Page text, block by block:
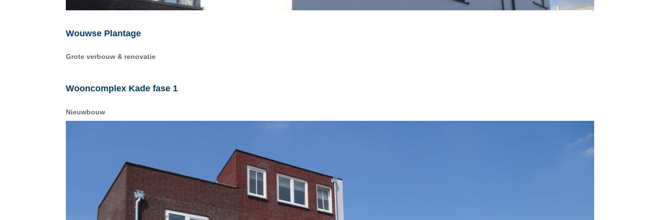
Wouwse Plantage
Grote verbouw & renovatie
Wooncomplex Kade fase 1
Nieuwbouw